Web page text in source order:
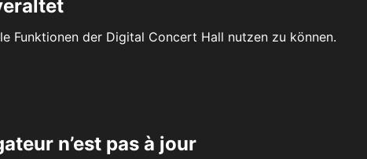
Funktionen der Digital Concert Hall nutzen zu können.
n’est pas à jour